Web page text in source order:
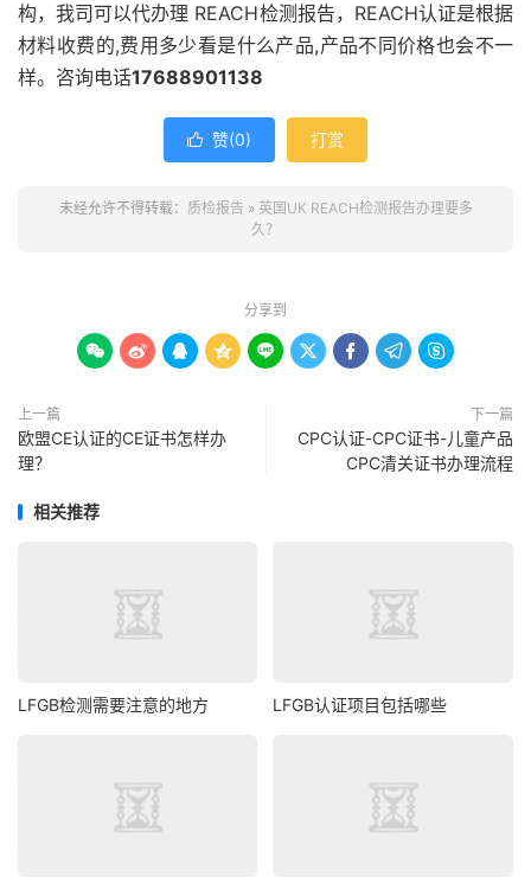
构，我司可以代办理 REACH检测报告，REACH认证是根据
材料收费的,费用多少看是什么产品,产品不同价格也会不一
样。咨询电话17688901138
 赞(0) 打赏
未经允许不得转载： 质检报告 » 英国UK REACH检测报告办理要多
久？
分享到
        
上一篇
欧盟CE认证的CE证书怎样办
理？
下一篇
CPC认证-CPC证书-儿童产品
CPC清关证书办理流程
相关推荐
LFGB检测需要注意的地方 LFGB认证项目包括哪些